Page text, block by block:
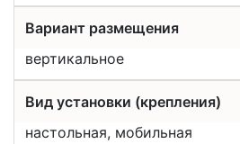
Вариант размещения
вертикальное
Вид установки (крепления)
настольная, мобильная